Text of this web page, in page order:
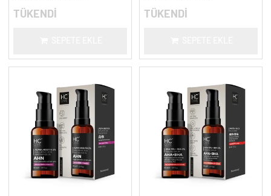
TÜKENDİ TÜKENDİ